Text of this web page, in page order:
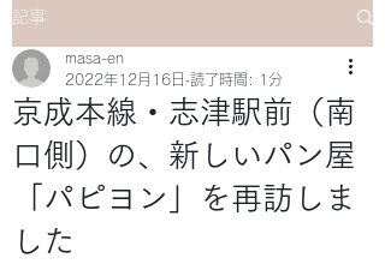
記事
京成本線・志津駅前（南
口側）の、新しいパン屋
「パピヨン」を再訪しま
した
masa-en
2022年12月16日 読了時間: 1分